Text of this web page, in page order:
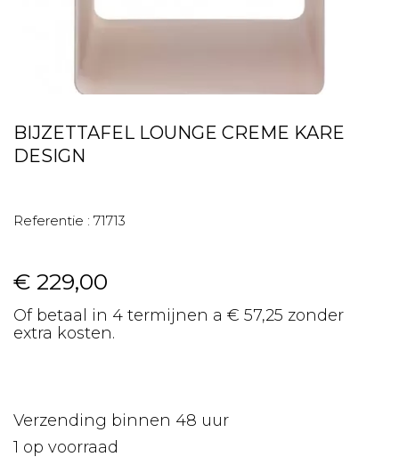
BIJZETTAFEL LOUNGE CREME KARE
DESIGN
Referentie : 71713
€ 229,00
Of betaal in 4 termijnen a € 57,25 zonder
extra kosten.
Verzending binnen 48 uur
1 op voorraad